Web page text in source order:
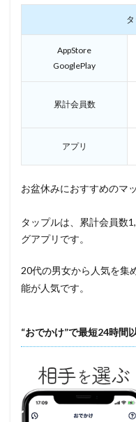
AppStore
GooglePlay
累計会員数
アプリ
お盆休みにおすすめのマ
タップルは、累計会員数
グアプリです。
20代の男女から人気を集
能が人気です。
“おでかけ”で最短24時間